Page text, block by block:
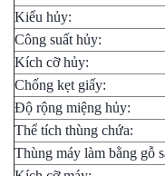
Kiểu hủy:
Công suất hủy:
Kích cỡ hủy:
Chống kẹt giấy:
Độ rộng miệng hủy:
Thể tích thùng chứa:
Thùng máy làm bằng gỗ